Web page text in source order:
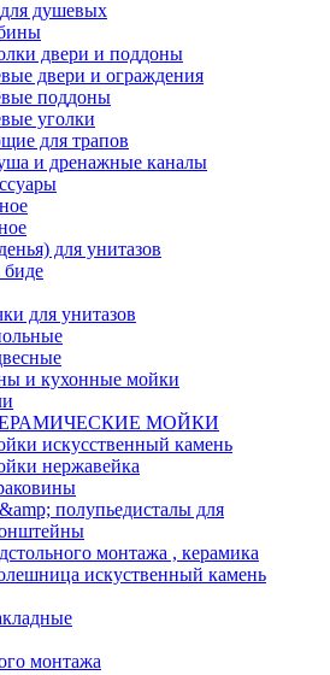
душевых
двери и поддоны
двери и ограждения
поддоны
уголки
для трапов
и дренажные каналы
для унитазов
для унитазов
и кухонные мойки
МОЙКИ
искусственный камень
нержавейка
полупьедисталы для
монтажа , керамика
искуственный камень
монтажа